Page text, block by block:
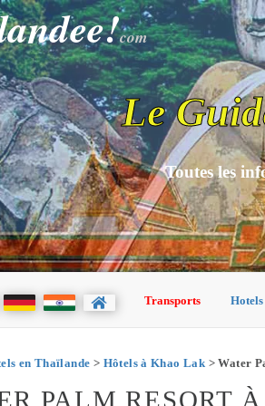
com
Le
Toutes les
Transports Hotels
en Thaïlande > Hôtels à Khao Lak > Water
PALM RESORT